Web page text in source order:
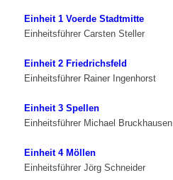
Einheit 1 Voerde Stadtmitte
Einheitsführer Carsten Steller
Einheit 2 Friedrichsfeld
Einheitsführer Rainer Ingenhorst
Einheit 3 Spellen
Einheitsführer Michael Bruckhausen
Einheit 4 Möllen
Einheitsführer Jörg Schneider